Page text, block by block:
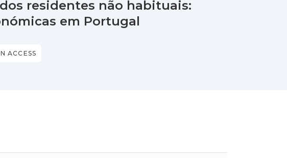
residentes não habituais:
em Portugal
ACCESS